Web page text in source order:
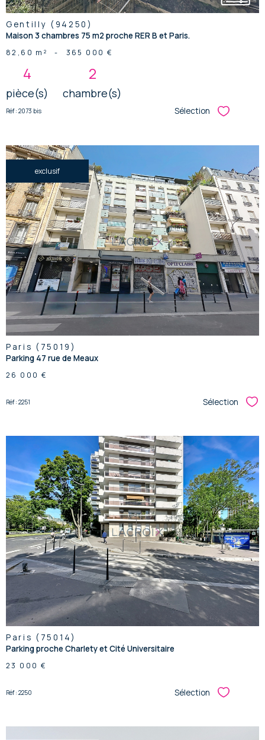
Gentilly (94250)
Maison 3 chambres 75 m2 proche RER B et Paris.
82,60 m² - 365 000 €
4
pièce(s)
2
chambre(s)
Réf : 2073 bis Sélection Sélectionner
exclusif
voir le
bien
Paris (75019)
Parking 47 rue de Meaux
26 000 €
Réf : 2251 Sélection
voir le
bien
Paris (75014)
Parking proche Charlety et Cité Universitaire
23 000 €
Réf : 2250 Sélection Sélectionner